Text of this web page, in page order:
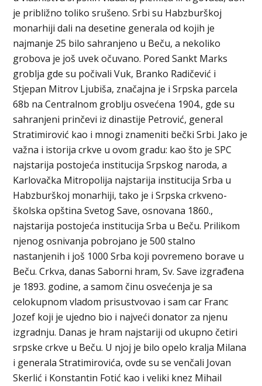
je približno toliko srušeno. Srbi su Habzburškoj
monarhiji dali na desetine generala od kojih je
najmanje 25 bilo sahranjeno u Beču, a nekoliko
grobova je još uvek očuvano. Pored Sankt Marks
groblja gde su počivali Vuk, Branko Radičević i
Stjepan Mitrov Ljubiša, značajna je i Srpska parcela
68b na Centralnom groblju osvećena 1904., gde su
sahranjeni prinčevi iz dinastije Petrović, general
Stratimirović kao i mnogi znameniti bečki Srbi. Jako je
važna i istorija crkve u ovom gradu: kao što je SPC
najstarija postojeća institucija Srpskog naroda, a
Karlovačka Mitropolija najstarija institucija Srba u
Habzburškoj monarhiji, tako je i Srpska crkveno-
školska opština Svetog Save, osnovana 1860.,
najstarija postojeća institucija Srba u Beču. Prilikom
njenog osnivanja pobrojano je 500 stalno
nastanjenih i još 1000 Srba koji povremeno borave u
Beču. Crkva, danas Saborni hram, Sv. Save izgrađena
je 1893. godine, a samom činu osvećenja je sa
celokupnom vladom prisustvovao i sam car Franc
Jozef koji je ujedno bio i najveći donator za njenu
izgradnju. Danas je hram najstariji od ukupno četiri
srpske crkve u Beču. U njoj je bilo opelo kralja Milana
i generala Stratimirovića, ovde su se venčali Jovan
Skerlić i Konstantin Fotić kao i veliki knez Mihail